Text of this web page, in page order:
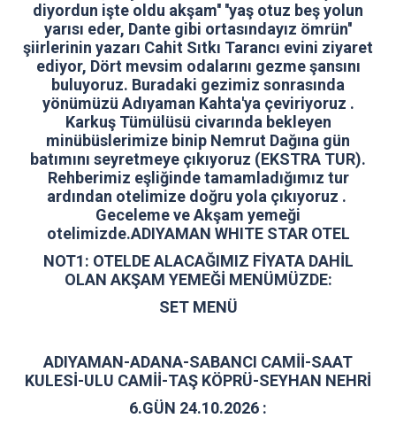
diyordun işte oldu akşam'' ''yaş otuz beş yolun
yarısı eder, Dante gibi ortasındayız ömrün''
şiirlerinin yazarı Cahit Sıtkı Tarancı evini ziyaret
ediyor, Dört mevsim odalarını gezme şansını
buluyoruz. Buradaki gezimiz sonrasında
yönümüzü Adıyaman Kahta'ya çeviriyoruz .
Karkuş Tümülüsü civarında bekleyen
minübüslerimize binip Nemrut Dağına gün
batımını seyretmeye çıkıyoruz (EKSTRA TUR).
Rehberimiz eşliğinde tamamladığımız tur
ardından otelimize doğru yola çıkıyoruz .
Geceleme ve Akşam yemeği
otelimizde.ADIYAMAN WHITE STAR OTEL
NOT1: OTELDE ALACAĞIMIZ FİYATA DAHİL
OLAN AKŞAM YEMEĞİ MENÜMÜZDE:
SET MENÜ
ADIYAMAN-ADANA-SABANCI CAMİİ-SAAT
KULESİ-ULU CAMİİ-TAŞ KÖPRÜ-SEYHAN NEHRİ
6.GÜN 24.10.2026 :